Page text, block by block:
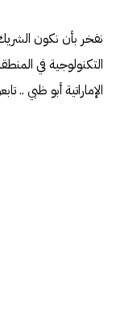
نفخر بأن نكون
الإماراتية أبو ظبي ..